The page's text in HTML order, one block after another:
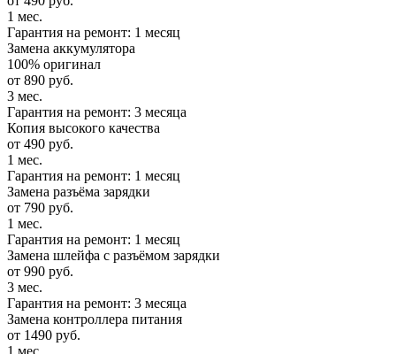
1 мес.
Гарантия на ремонт: 1 месяц
Замена аккумулятора
100% оригинал
от 890 руб.
3 мес.
Гарантия на ремонт: 3 месяца
Копия высокого качества
от 490 руб.
1 мес.
Гарантия на ремонт: 1 месяц
Замена разъёма зарядки
от 790 руб.
1 мес.
Гарантия на ремонт: 1 месяц
Замена шлейфа с разъёмом зарядки
от 990 руб.
3 мес.
Гарантия на ремонт: 3 месяца
Замена контроллера питания
от 1490 руб.